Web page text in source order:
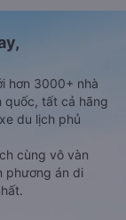
hơn 3000+ nhà
tất cả hãng
du lịch phủ
cùng vô vàn
phương án di